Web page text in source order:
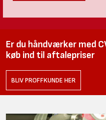
Er du håndværker med
køb ind til aftalepriser
BLIV PROFFKUNDE HER